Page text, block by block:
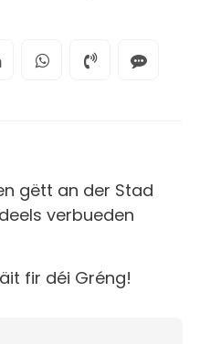
gëtt an der Stad
verbueden
fir déi Gréng!